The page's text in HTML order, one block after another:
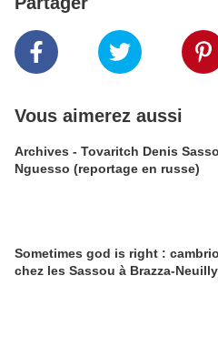
Vous aimerez aussi
Archives - Tovaritch Denis
Nguesso (reportage en russe)
Sometimes god is right :
chez les Sassou à Brazza-Neuilly